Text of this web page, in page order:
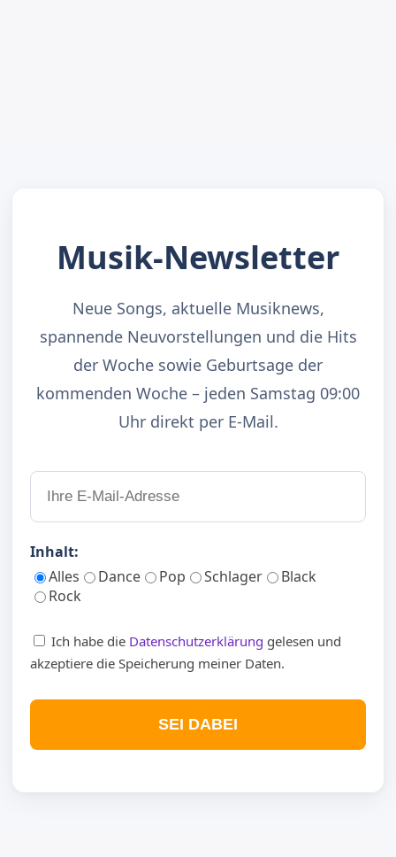
Musik-Newsletter
Neue Songs, aktuelle Musiknews,
spannende Neuvorstellungen und die Hits
der Woche sowie Geburtsage der
kommenden Woche – jeden Samstag 09:00
Uhr direkt per E-Mail.
Inhalt:
Alles
Dance Pop Schlager
Black
Rock
Ich habe die Datenschutzerklärung gelesen und
akzeptiere die Speicherung meiner Daten.
SEI DABEI